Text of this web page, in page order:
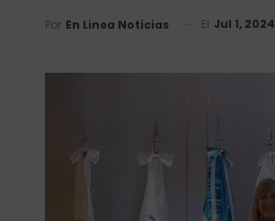
Por En Linea Noticias El Jul 1, 2024